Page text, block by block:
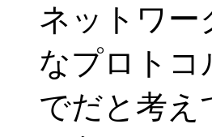
ネットワー
なプロトコ
でだと考え